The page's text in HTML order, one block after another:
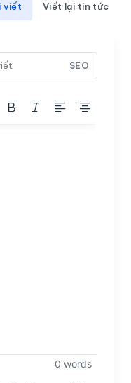
viết Viết lại tin tức
SEO
0 words